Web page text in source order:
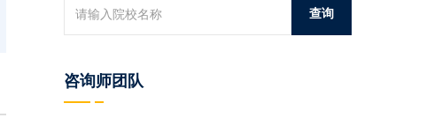
咨询师团队